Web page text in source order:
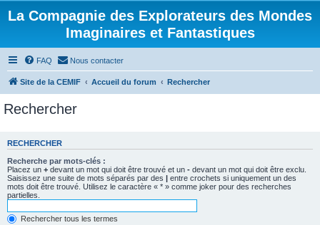
La Compagnie des Explorateurs des Mondes
Imaginaires et Fantastiques
FAQ Nous contacter
Site de la CEMIF Accueil du forum Rechercher
Rechercher
RECHERCHER
Recherche par mots-clés :
Placez un + devant un mot qui doit être trouvé et un - devant un mot qui doit être exclu.
Saisissez une suite de mots séparés par des | entre crochets si uniquement un des
mots doit être trouvé. Utilisez le caractère « * » comme joker pour des recherches
partielles.
Rechercher tous les termes